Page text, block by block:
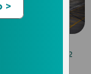
15.07.2022
>